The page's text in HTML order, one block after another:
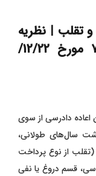
تقلب | نظریه
مشورتی به شماره 7/1403/874 مورخ 12/22/
دادرسی از سوی
سال‌های طولانی،
(تقلب از نوع پرداخت
قسم دروغ یا نفی